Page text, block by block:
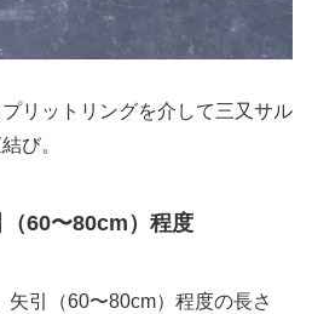
リットリングを介して三又サル
び。
60〜80cm）程度
引（60〜80cm）程度の長さ